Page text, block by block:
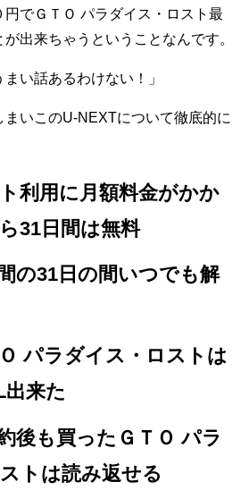
円でＧＴＯ パラダイス・ロスト最
出来ちゃうということなんです。
い話あるわけない！」
まいこのU-NEXTについて徹底的に
利用に月額料金がかか
31日間は無料
の31日の間いつでも解
パラダイス・ロストは
来た
後も買ったＧＴＯ パラ
トは読み返せる